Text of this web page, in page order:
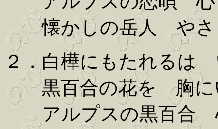
懐かしの岳人 やさ
２．白樺にもたれるは
黒百合の花を 胸に
アルプスの黒百合